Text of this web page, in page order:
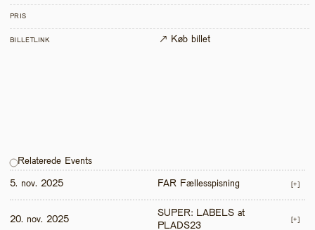
PRIS
BILLETLINK ↗ Køb billet
Relaterede Events
5. nov. 2025 FAR Fællesspisning [+]
20. nov. 2025
SUPER: LABELS at
PLADS23
[+]